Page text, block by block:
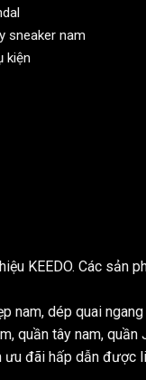
sneaker nam
kiện
KEEDO. Các sản
nam, dép quai ngang
quần tây nam,
ưu đãi hấp dẫn